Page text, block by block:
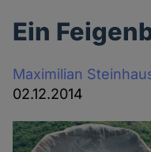
Ein
Maximilian
02.12.2014